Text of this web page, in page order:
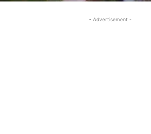
- Advertisement -